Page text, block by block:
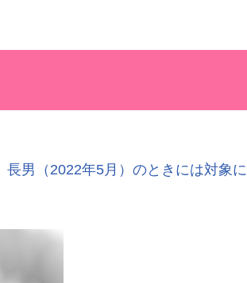
長男（2022年5月）のときには対象に